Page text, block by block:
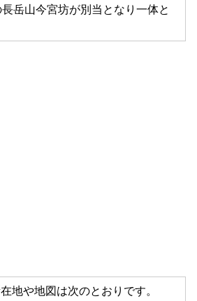
岳山今宮坊が別当となり一体と
地や地図は次のとおりです。